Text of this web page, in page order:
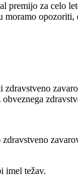
premijo za celo
imel težav.